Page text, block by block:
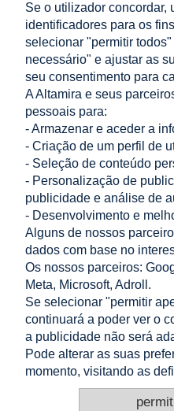
Material da cobertura
Propagação de chama
Série do fabricante
A
Altamira
Budowlanych 6/51,
+48
info@e-
Se o utilizador concordar,
identificadores para os
selecionar "permitir
necessário" e ajustar as
seu consentimento para
A Altamira e seus
pessoais para:
- Armazenar e aceder a
- Criação de um perfil de
- Seleção de conteúdo
- Personalização de
publicidade e análise de
- Desenvolvimento e
Alguns de nossos
dados com base no
Os nossos parceiros:
Meta, Microsoft, Adroll.
Se selecionar "permitir
continuará a poder ver o
a publicidade não será
Pode alterar as suas
momento, visitando as